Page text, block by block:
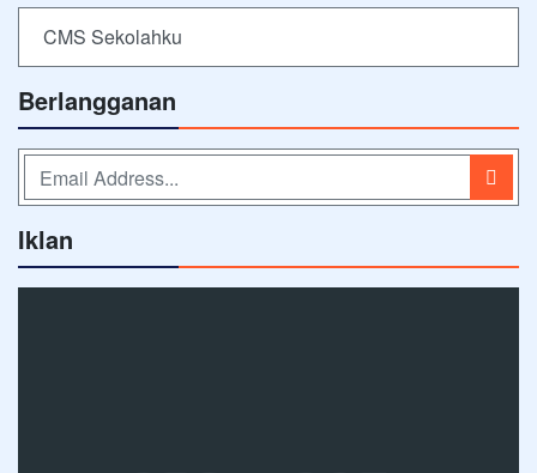
CMS Sekolahku
Berlangganan
Iklan